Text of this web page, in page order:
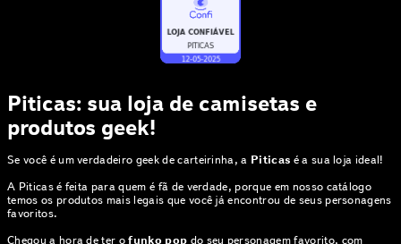
Piticas: sua loja de camisetas e
produtos geek!
Se você é um verdadeiro geek de carteirinha, a Piticas é a sua loja ideal!
A Piticas é feita para quem é fã de verdade, porque em nosso catálogo
temos os produtos mais legais que você já encontrou de seus personagens
favoritos.
Chegou a hora de ter ofunko pop do seu personagem favorito, com